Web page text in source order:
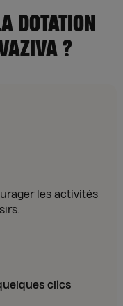
DOTATION
?
les activités
clics